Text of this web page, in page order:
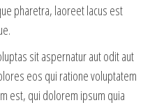
pharetra, laoreet lacus est
sit aspernatur aut odit aut
eos qui ratione voluptatem
est, qui dolorem ipsum quia